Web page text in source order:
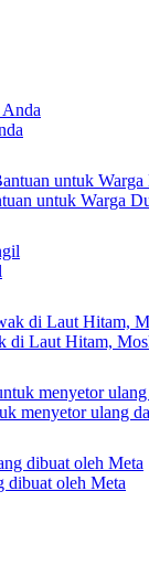
untuk Warga
di Laut Hitam,
menyetor ulang
dibuat oleh Meta